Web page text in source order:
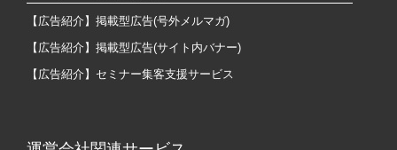
【広告紹介】掲載型広告(号外メルマガ)
【広告紹介】掲載型広告(サイト内バナー)
【広告紹介】セミナー集客支援サービス